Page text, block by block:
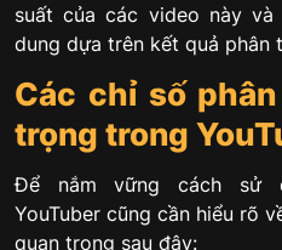
suất của các video này
dung dựa trên kết quả phân
Các chỉ số
trọng trong
Để nắm vững cách sử
YouTuber cũng cần hiểu rõ
quan trọng sau đây: